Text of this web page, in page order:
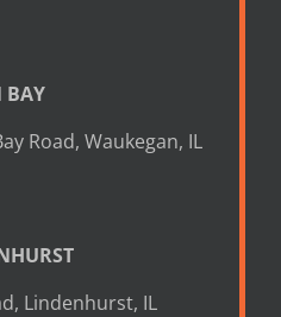
BAY
Road, Waukegan, IL
Lindenhurst, IL